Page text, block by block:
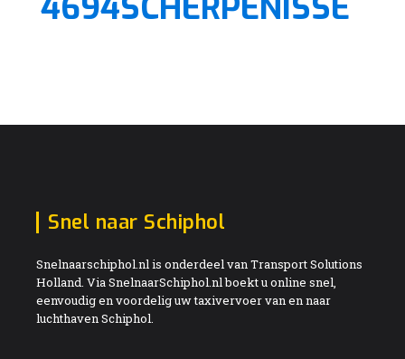
Snel naar Schiphol
Snelnaarschiphol.nl is onderdeel van Transport Solutions
Holland. Via SnelnaarSchiphol.nl boekt u online snel,
eenvoudig en voordelig uw taxivervoer van en naar
luchthaven Schiphol.